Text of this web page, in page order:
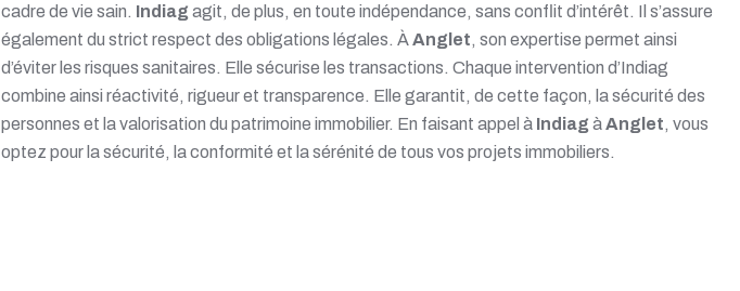
cadre de vie sain. Indiag agit, de plus, en toute indépendance, sans conflit d’intérêt. Il s’assure
également du strict respect des obligations légales. ÀAnglet, son expertise permet ainsi
d’éviter les risques sanitaires. Elle sécurise les transactions. Chaque intervention d’Indiag
combine ainsi réactivité, rigueur et transparence. Elle garantit, de cette façon, la sécurité des
personnes et la valorisation du patrimoine immobilier. En faisant appel à Indiag àAnglet, vous
optez pour la sécurité, la conformité et la sérénité de tous vos projets immobiliers.